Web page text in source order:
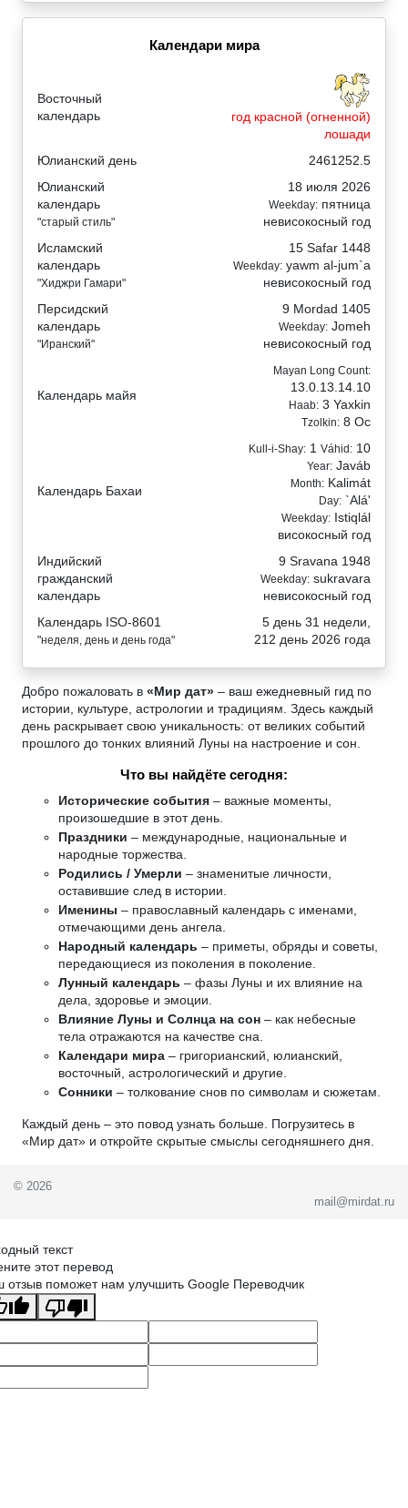
Календари мира
Восточный
календарь
год красной (огненной)
лошади
Юлианский день
2461252.5
Юлианский
календарь
"старый стиль"
18 июля 2026
Weekday: пятница
невисокосный год
Исламский
календарь
"Хиджри Гамари"
15 Safar 1448
Weekday: yawm al-jum`a
невисокосный год
Персидский
календарь
"Иранский"
9 Mordad 1405
Weekday: Jomeh
невисокосный год
Календарь майя
Mayan Long Count:
13.0.13.14.10
Haab: 3 Yaxkin
Tzolkin: 8 Oc
Календарь Бахаи
Kull-i-Shay: 1 Váhid: 10
Year: Javáb
Month: Kalimát
Day: `Alá'
Weekday: Istiqlál
високосный год
Индийский
гражданский
календарь
9 Sravana 1948
Weekday: sukravara
невисокосный год
Календарь ISO-8601
"неделя, день и день года"
5 день 31 недели,
212 день 2026 года
Добро пожаловать в «Мир дат» – ваш ежедневный гид по
истории, культуре, астрологии и традициям. Здесь каждый
день раскрывает свою уникальность: от великих событий
прошлого до тонких влияний Луны на настроение и сон.
Что вы найдёте сегодня:
Исторические события – важные моменты,
произошедшие в этот день.
Праздники – международные, национальные и
народные торжества.
Родились / Умерли – знаменитые личности,
оставившие след в истории.
Именины – православный календарь с именами,
отмечающими день ангела.
Народный календарь – приметы, обряды и советы,
передающиеся из поколения в поколение.
Лунный календарь – фазы Луны и их влияние на
дела, здоровье и эмоции.
Влияние Луны и Солнца на сон – как небесные
тела отражаются на качестве сна.
Календари мира – григорианский, юлианский,
восточный, астрологический и другие.
Сонники – толкование снов по символам и сюжетам.
Каждый день – это повод узнать больше. Погрузитесь в
«Мир дат» и откройте скрытые смыслы сегодняшнего дня.
© 2026
mail@mirdat.ru
текст
этот перевод
отзыв поможет нам улучшить Google Переводчик